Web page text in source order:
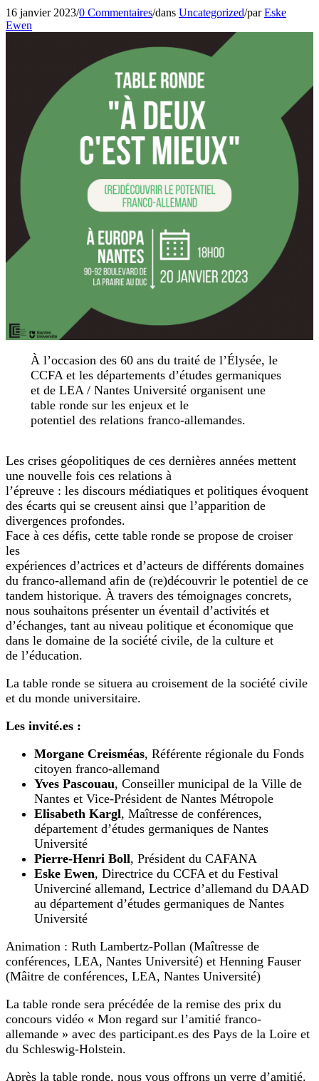
16 janvier 2023/0 Commentaires/dans Uncategorized/parEske
Ewen
À l’occasion des 60 ans du traité de l’Élysée, le
CCFA et les départements d’études germaniques
et de LEA / Nantes Université organisent une
table ronde sur les enjeux et le
potentiel des relations franco-allemandes.
Les crises géopolitiques de ces dernières années mettent
une nouvelle fois ces relations à
l’épreuve : les discours médiatiques et politiques évoquent
des écarts qui se creusent ainsi que l’apparition de
divergences profondes.
Face à ces défis, cette table ronde se propose de croiser
les
expériences d’actrices et d’acteurs de différents domaines
du franco-allemand afin de (re)découvrir le potentiel de ce
tandem historique. À travers des témoignages concrets,
nous souhaitons présenter un éventail d’activités et
d’échanges, tant au niveau politique et économique que
dans le domaine de la société civile, de la culture et
de l’éducation.
La table ronde se situera au croisement de la société civile
et du monde universitaire.
Les invité.es :
Morgane Creisméas, Référente régionale du Fonds
citoyen franco-allemand
Yves Pascouau, Conseiller municipal de la Ville de
Nantes et Vice-Président de Nantes Métropole
Elisabeth Kargl, Maîtresse de conférences,
département d’études germaniques de Nantes
Université
Pierre-Henri Boll, Président du CAFANA
Eske Ewen, Directrice du CCFA et du Festival
Univerciné allemand, Lectrice d’allemand du DAAD
au département d’études germaniques de Nantes
Université
Animation : Ruth Lambertz-Pollan (Maîtresse de
conférences, LEA, Nantes Université) et Henning Fauser
(Mâitre de conférences, LEA, Nantes Université)
La table ronde sera précédée de la remise des prix du
concours vidéo « Mon regard sur l’amitié franco-
allemande » avec des participant.es des Pays de la Loire et
du Schleswig-Holstein.
Après la table ronde, nous vous offrons un verre d’amitié.